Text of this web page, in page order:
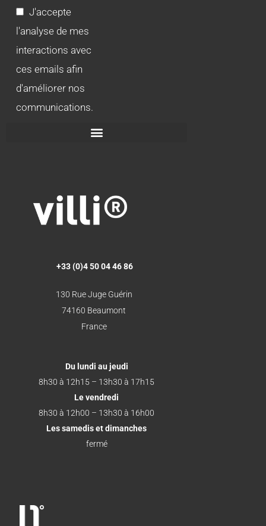
J'accepte
l'analyse de mes
interactions avec
ces emails afin
d'améliorer nos
communications.
+33 (0)4 50 04 46 86
130 Rue Juge Guérin
74160 Beaumont
France
Du lundi au jeudi
8h30 à 12h15 – 13h30 à 17h15
Le vendredi
8h30 à 12h00 – 13h30 à 16h00
Les samedis et dimanches
fermé